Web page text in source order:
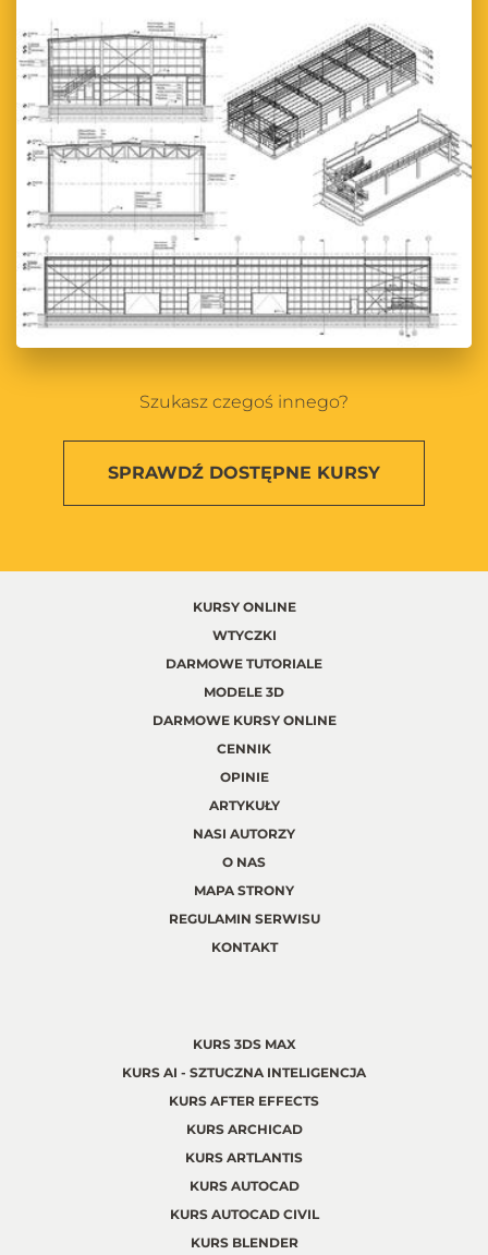
Szukasz czegoś innego?
SPRAWDŹ DOSTĘPNE KURSY
KURSY ONLINE
WTYCZKI
DARMOWE TUTORIALE
MODELE 3D
DARMOWE KURSY ONLINE
CENNIK
OPINIE
ARTYKUŁY
NASI AUTORZY
O NAS
MAPA STRONY
REGULAMIN SERWISU
KONTAKT
KURS 3DS MAX
KURS AI - SZTUCZNA INTELIGENCJA
KURS AFTER EFFECTS
KURS ARCHICAD
KURS ARTLANTIS
KURS AUTOCAD
KURS AUTOCAD CIVIL
KURS BLENDER